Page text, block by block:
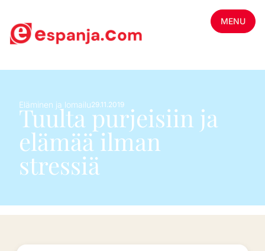
MENU
Eläminen ja lomailu29.11.2019
Tuulta purjeisiin ja
elämää ilman
stressiä